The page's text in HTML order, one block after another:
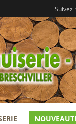
Suivez